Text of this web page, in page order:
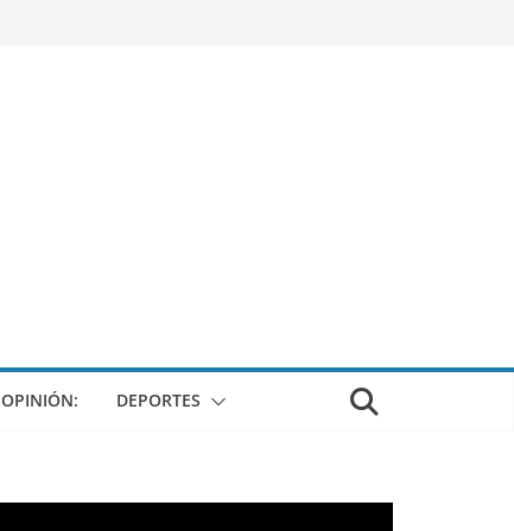
OPINIÓN: DEPORTES